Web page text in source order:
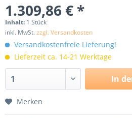
1.309,86 € *
Inhalt: 1 Stück
inkl. MwSt.zzgl. Versandkosten
Versandkostenfreie Lieferung!
Lieferzeit ca. 14-21 Werktage
In
Merken